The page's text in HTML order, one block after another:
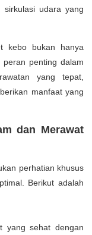
sirkulasi udara yang
kebo bukan hanya
penting dalam
yang tepat,
manfaat yang
dan Merawat
perhatian khusus
Berikut adalah
yang sehat dengan